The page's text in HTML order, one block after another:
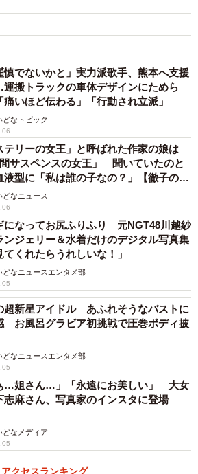
慎でないかと」実力派歌手、熊本へ支援
搬トラックの車体デザインにためら
いほど伝わる」「行動され立派」
どなトピック
テリーの女王」と呼ばれた作家の娘は
間サスペンスの女王」 聞いていたのと
液型に「私は誰の子なの？」【徹子の部
どなニュース
になってお尻ふりふり 元NGT48川越紗
ンジェリー＆水着だけのデジタル写真集
てくれたらうれしいな！」
どなニュースエンタメ部
超新星アイドル あふれそうなバストに
お風呂グラビア初挑戦で圧巻ボディ披
どなニュースエンタメ部
…姐さん…」「永遠にお美しい」 大女
志麻さん、写真家のインスタに登場
どなメディア
アクセスランキング